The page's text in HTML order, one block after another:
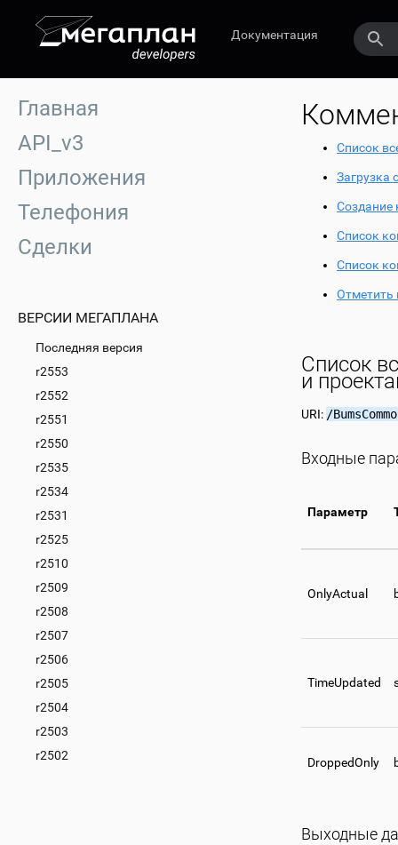
Документация
Главная
API_v3
Приложения
Телефония
Сделки
ВЕРСИИ МЕГАПЛАНА
Последняя версия
r2553
r2552
r2551
r2550
r2535
r2534
r2531
r2525
r2510
r2509
r2508
r2507
r2506
r2505
r2504
r2503
r2502
Список
Загрузка
Создание
Список
Список
Отметить
Список
и
URI: /
Входные
Параметр
OnlyActual
TimeUpdated
DroppedOnly
Выходные